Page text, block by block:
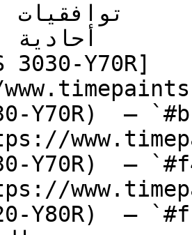
Y70R]
Y70R)  —
Y70R)  —
Y80R)  —